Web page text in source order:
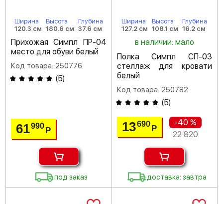
Ширина
120.3 см
Высота
180.6 см
Глубина
37.6 см
Прихожая Симпл ПР-04
место для обуви белый
Код товара: 250776
(5)
61990Р
под заказ
Ширина
127.2 см
Высота
108.1 см
Глубина
16.2 см
в наличии: мало
Полка Симпл СП-03
стеллаж для кровати
белый
Код товара: 250782
(5)
13690 Р
-40 %
22 820
доставка: завтра